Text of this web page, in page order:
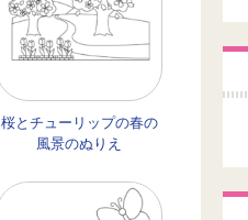
桜とチューリップの春の
風景のぬりえ